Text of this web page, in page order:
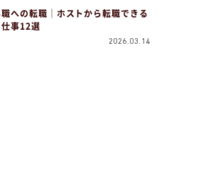
への転職｜ホストから転職できる
仕事12選
2026.03.14